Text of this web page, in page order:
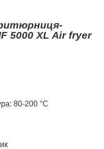
5000 XL Air fryer
80-200 °C